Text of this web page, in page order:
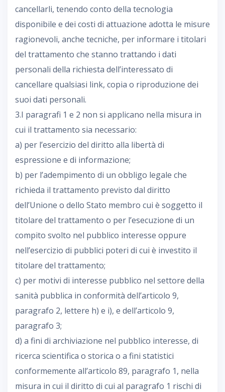
cancellarli, tenendo conto della tecnologia
disponibile e dei costi di attuazione adotta le misure
ragionevoli, anche tecniche, per informare i titolari
del trattamento che stanno trattando i dati
personali della richiesta dell’interessato di
cancellare qualsiasi link, copia o riproduzione dei
suoi dati personali.
3.I paragrafi 1 e 2 non si applicano nella misura in
cui il trattamento sia necessario:
a) per l’esercizio del diritto alla libertà di
espressione e di informazione;
b) per l’adempimento di un obbligo legale che
richieda il trattamento previsto dal diritto
dell’Unione o dello Stato membro cui è soggetto il
titolare del trattamento o per l’esecuzione di un
compito svolto nel pubblico interesse oppure
nell’esercizio di pubblici poteri di cui è investito il
titolare del trattamento;
c) per motivi di interesse pubblico nel settore della
sanità pubblica in conformità dell’articolo 9,
paragrafo 2, lettere h) e i), e dell’articolo 9,
paragrafo 3;
d) a fini di archiviazione nel pubblico interesse, di
ricerca scientifica o storica o a fini statistici
conformemente all’articolo 89, paragrafo 1, nella
misura in cui il diritto di cui al paragrafo 1 rischi di